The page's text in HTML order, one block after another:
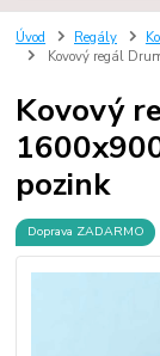
Úvod Regály
Kovový regál
Kovový
pozink
Doprava ZADARMO